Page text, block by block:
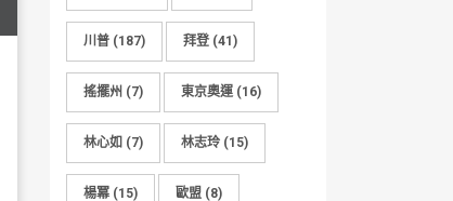
川普 (187) 拜登 (41)
搖擺州 (7) 東京奧運(16)
林心如 (7) 林志玲 (15)
楊冪 (15) 歐盟 (8)